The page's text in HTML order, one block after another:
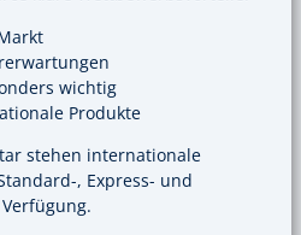
wichtig
Produkte
stehen internationale
, Express- und